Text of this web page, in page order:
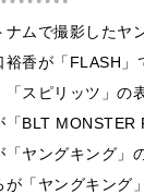
ナムで撮影したヤ
裕香が「FLASH
「スピリッツ」の
「BLT
「ヤングキング」
が「ヤングキング